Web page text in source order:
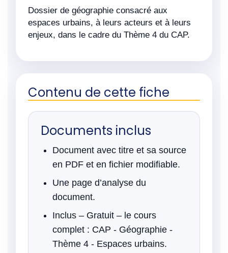
Dossier de géographie consacré aux
espaces urbains, à leurs acteurs et à leurs
enjeux, dans le cadre du Thème 4 du CAP.
Contenu de cette fiche
Documents inclus
Document avec titre et sa source
en PDF et en fichier modifiable.
Une page d’analyse du
document.
Inclus – Gratuit – le cours
complet : CAP - Géographie -
Thème 4 - Espaces urbains.